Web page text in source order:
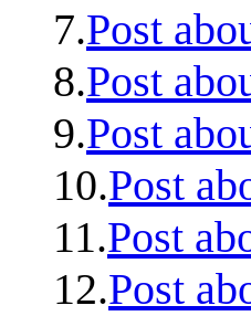
7.Post
8.Post
9.Post
10.Post
11.Post
12.Post